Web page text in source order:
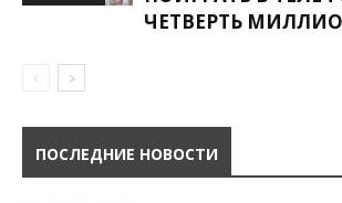
ЧЕТВЕРТЬ
ПОСЛЕДНИЕ НОВОСТИ